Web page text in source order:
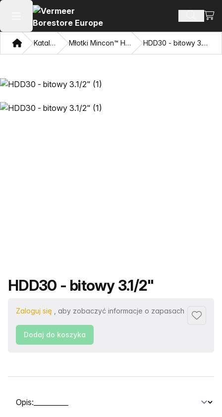
Otwórz menu główne Szukaj
Dom Katalog Młotki Mincon™ HDD HDD30 - bitowy 3.1/2"
Nazwa produktu
HDD30 - bitowy 3.1/2"
Zaloguj się , aby zobaczyć informacje o zapasach
Dodaj
Dodaj do koszyka
Wybierz kartę